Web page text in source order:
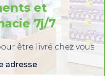
et
7j/7
être livré chez vous
adresse